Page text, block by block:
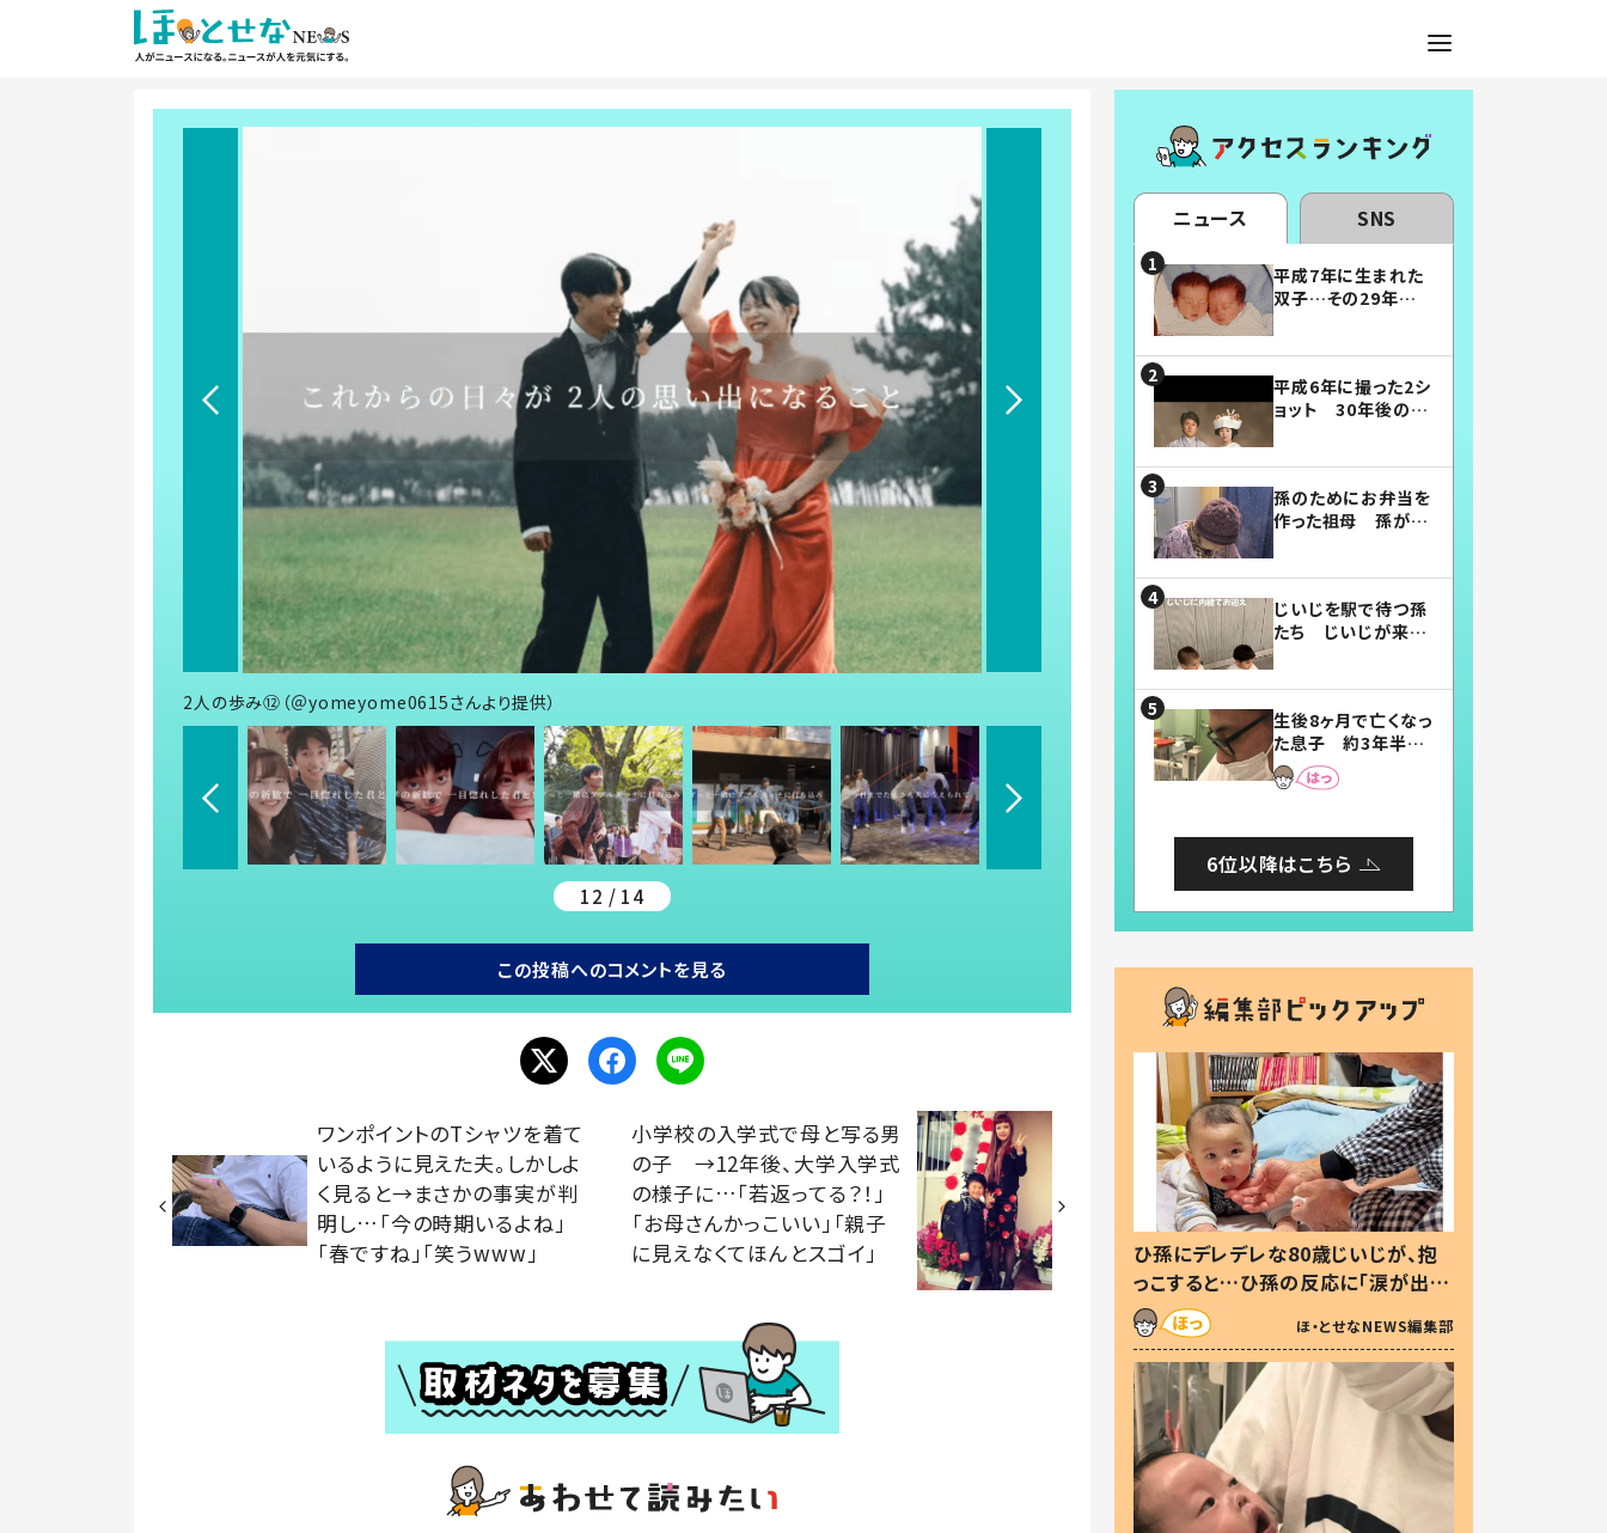
2人の歩み⑫（＠yomeyome0615さんより提供）
12 / 14
この投稿へのコメントを見る
ワンポイントのTシャツを着て
いるように見えた夫。しかしよ
く見ると→まさかの事実が判
明し…「今の時期いるよね」
「春ですね」「笑うwww」
小学校の入学式で母と写る男
の子 →12年後、大学入学式
の様子に…「若返ってる？！」
「お母さんかっこいい」「親子
に見えなくてほんとスゴイ」
ニュース SNS
平成7年に生まれた
双子…その29年後
平成6年に撮った2シ
ョット 30年後の姿
孫のためにお弁当を
作った祖母 孫が絶
じいじを駅で待つ孫
たち じいじが来た
まらない」「幸せにな
れる」
生後8ヶ月で亡くなっ
た息子 約3年半
後、当時の妻の日記
に書いてあった本音
6位以降はこちら
ひ孫にデレデレな80歳じいじが、抱
っこすると…ひ孫の反応に「涙が出ま
した」「可愛くて仕方ない」
ほ・とせなNEWS編集部